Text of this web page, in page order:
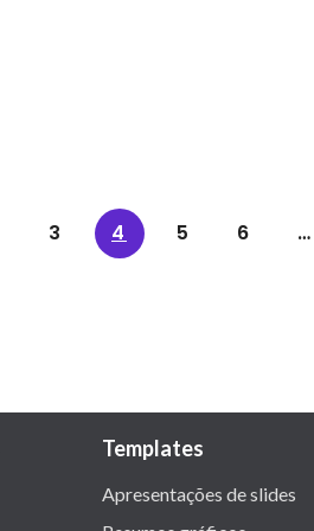
3 4 5 6 …
Templates
Apresentações de slides